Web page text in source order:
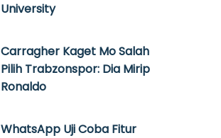
University
Carragher Kaget Mo Salah
Pilih Trabzonspor: Dia Mirip
Ronaldo
WhatsApp Uji Coba Fitur